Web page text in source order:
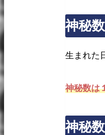
神秘
生まれた
神秘数は
神秘